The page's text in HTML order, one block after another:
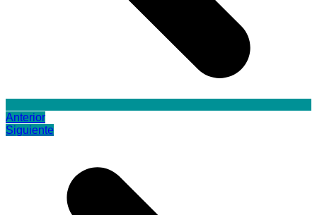
Anterior
Siguiente